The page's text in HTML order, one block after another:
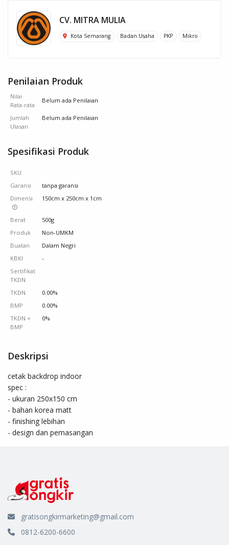
CV. MITRA MULIA
Kota Semarang Badan Usaha PKP Mikro
Penilaian Produk
Nilai
Rata-rata
Belum ada Penilaian
Jumlah
Ulasan
Belum ada Penilaian
Spesifikasi Produk
SKU
Garansi
tanpa garansi
Dimensi
150cm x 250cm x 1cm
Berat
500g
Produk
Non-UMKM
Buatan
Dalam Negri
KBKI
-
Sertifikat
TKDN
TKDN
0.00%
BMP
0.00%
TKDN +
BMP
0%
Deskripsi
cetak backdrop indoor
spec :
- ukuran 250x150 cm
- bahan korea matt
- finishing lebihan
- design dan pemasangan
gratisongkirmarketing@gmail.com
0812-6200-6600